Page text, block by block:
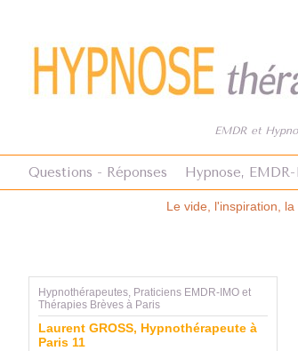
EMDR et
Questions - Réponses Hypnose,
Le vide, l'inspiration, la vacuité. Revue Hypnose et
Hypnothérapeutes, Praticiens EMDR-IMO et
Thérapies Brèves à Paris
Laurent GROSS, Hypnothérapeute à
Paris 11